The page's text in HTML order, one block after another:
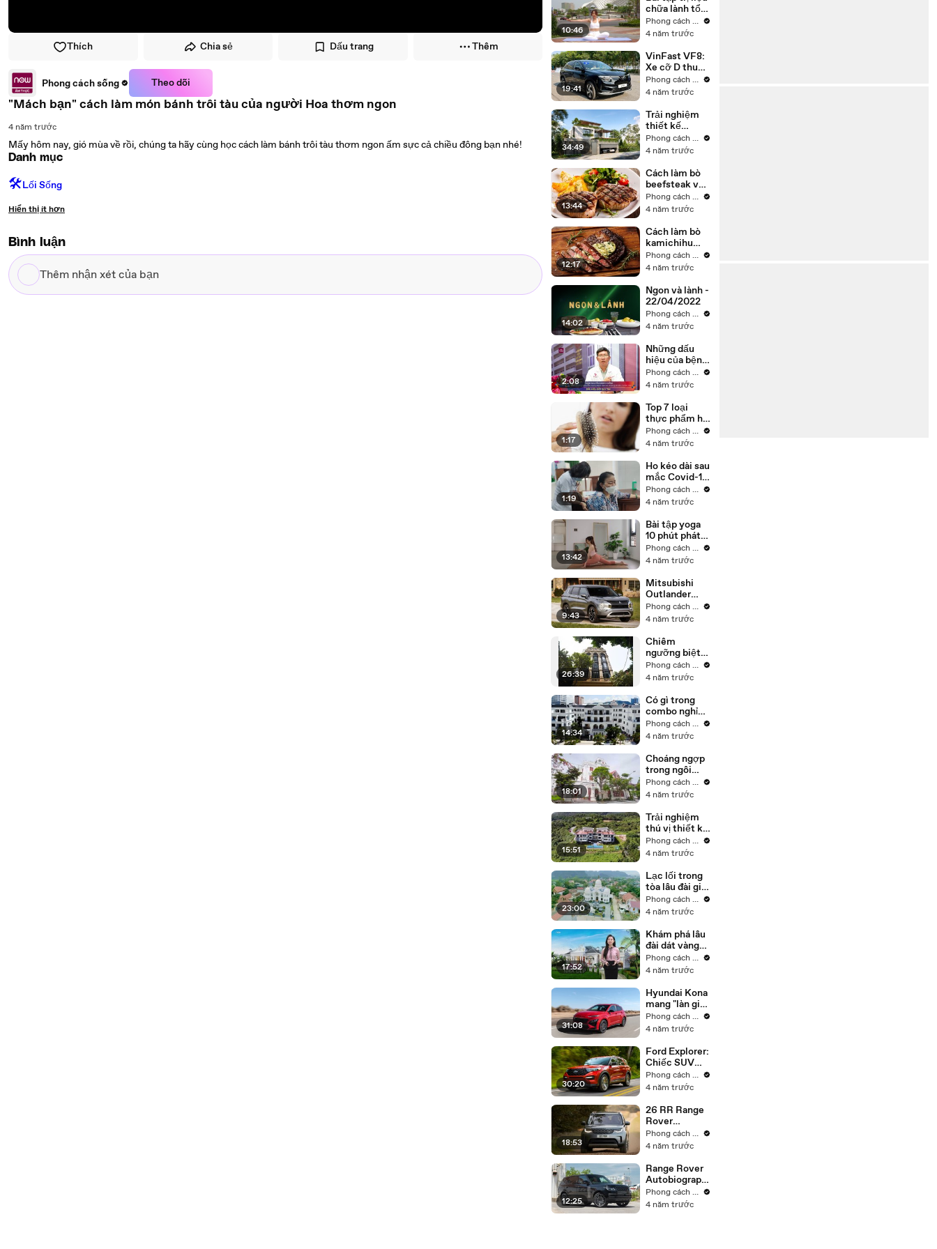
Thích Chia sẻ Dấu trang Thêm
Phong cách sống Theo dõi
"Mách bạn" cách làm món bánh trôi tàu của người Hoa thơm ngon
4 năm trước
Mấy hôm nay, gió mùa về rồi, chúng ta hãy cùng học cách làm bánh trôi tàu thơm ngon ấm sực cả chiều đông bạn nhé!
Danh mục
🛠️Lối Sống
Hiển thị ít hơn
Bình luận
Thêm
nhận
10:46
chữa lành tổn
thương tâm lý
Phong cách sống
4 năm trước
19:41
VinFast VF8:
Xe cỡ D thuần
điện phổ
thông duy
Nam liệu có
"ngon"?
Phong cách sống
4 năm trước
34:49
Trải nghiệm
thiết kế
phóng khoáng
của căn biệt
hơi thở hiện
đại
Phong cách sống
4 năm trước
13:44
Cách làm bò
beefsteak với
rau củ bò lò
ngon khó
Phong cách sống
4 năm trước
12:17
Cách làm bò
kamichihu
kobe áp chảo
với gan vịt
Phong cách sống
4 năm trước
14:02
Ngon và lành -
22/04/2022
Phong cách sống
4 năm trước
2:08
Những dấu
hiệu của bệnh
đột quỵ tim
không nên bỏ
Phong cách sống
4 năm trước
1:17
Top 7 loại
thực phẩm hỗ
trợ cải thiện
rụng tóc hậu
Phong cách sống
4 năm trước
1:19
Ho kéo dài sau
mắc Covid-19
có nguy
hiểm?
Phong cách sống
4 năm trước
13:42
Bài tập yoga
10 phút phát
triển chiều
cao vượt trội
Phong cách sống
4 năm trước
9:43
Mitsubishi
Outlander
2022: Có thực
sự bổ sung
mới tại Việt
Nam?
Phong cách sống
4 năm trước
26:39
Chiêm
ngưỡng biệt
thự 9 tầng
giữa khu đất
của thủ đô
Phong cách sống
4 năm trước
14:34
Có gì trong
combo nghỉ
dưỡng xa hoa
bên vịnh Hạ
Phong cách sống
4 năm trước
18:01
Choáng ngợp
trong ngôi
biệt thự gỗ đỏ
Châu Phi độc
Việt Nam
Phong cách sống
4 năm trước
15:51
Trải nghiệm
thú vị thiết kế
biệt thự tại
Tam Đảo
Phong cách sống
4 năm trước
23:00
Lạc lối trong
tòa lâu đài giá
trị hàng nghìn
tỷ đồng
Phong cách sống
4 năm trước
17:52
Khám phá lâu
đài dát vàng
có 1-0-2 ở
vùng thôn dã
Phong cách sống
4 năm trước
31:08
Hyundai Kona
mang "làn gió
mới" đến
người dùng
Phong cách sống
4 năm trước
30:20
Ford Explorer:
Chiếc SUV
vượt xa các
đối thủ trong
Phong cách sống
4 năm trước
18:53
26 RR Range
Rover
Discovery:
Chiếc SUV 7
hoạt dành cho
gia đình
Phong cách sống
4 năm trước
12:25
Range Rover
Autobiograph
y: "Quái vật"
ẩn sau lớp vỏ
Phong cách sống
4 năm trước